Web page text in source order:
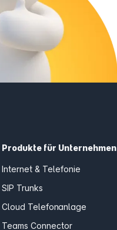
Produkte für Unternehmen
Internet & Telefonie
SIP Trunks
Cloud Telefonanlage
Teams Connector